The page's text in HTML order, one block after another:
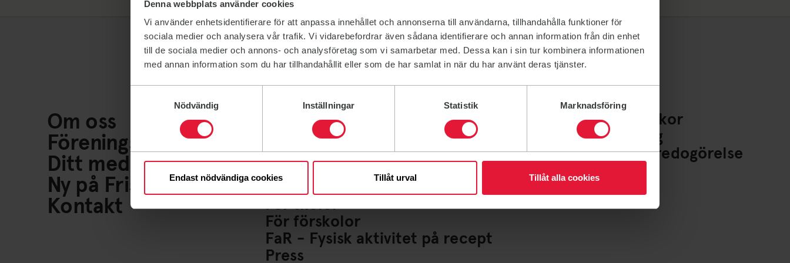
Denna webbplats använder cookies
Vi använder enhetsidentifierare för att anpassa innehållet och annonserna till användarna, tillhandahålla funktioner för
sociala medier och analysera vår trafik. Vi vidarebefordrar även sådana identifierare och annan information från din enhet
till de sociala medier och annons- och analysföretag som vi samarbetar med. Dessa kan i sin tur kombinera informationen
med annan information som du har tillhandahållit eller som de har samlat in när du har använt deras tjänster.
Nödvändig
Inställningar Statistik Marknadsföring
Endast nödvändiga cookies Tillåt urval Tillåt alla cookies
Om oss
Föreningsliv
Ditt medlemskap
Ny på Friskis
Kontakt
Lediga jobb
Ideella uppdrag
För företag
Friskvårdsbidrag
För lag och Idrottsföreningar
För skolor
För förskolor
FaR - Fysisk aktivitet på recept
Press
Policys och villkor
Whistleblowing
Tillgänglighetsredogörelse
Cookies